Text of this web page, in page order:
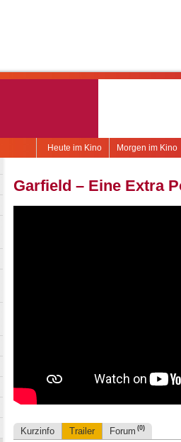
Morgen im Kino
Heute im Kino
Garfield – Eine Extra
Kurzinfo Trailer Forum (0)